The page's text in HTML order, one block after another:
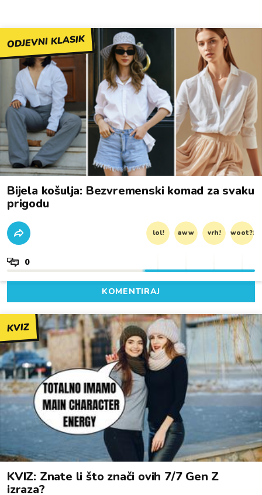
ODJEVNI KLASIK
Bijela košulja: Bezvremenski komad za svaku
prigodu
lol! aww vrh! woot?!
0
KOMENTIRAJ
KVIZ
KVIZ: Znate li što znači ovih 7/7 Gen Z
izraza?